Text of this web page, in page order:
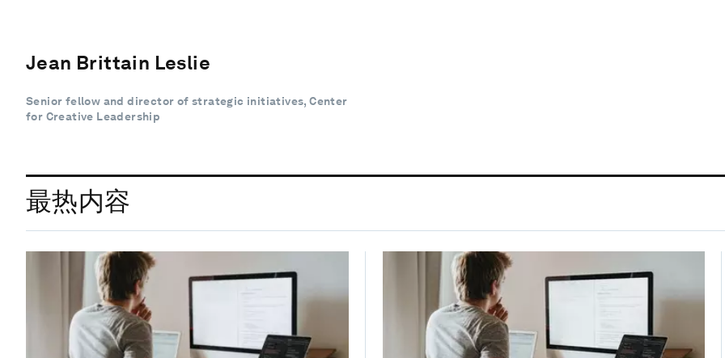
Jean Brittain Leslie
Senior fellow and director of strategic initiatives, Center
for Creative Leadership
最热内容